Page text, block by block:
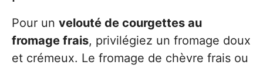
Pour un velouté de courgettes au
fromage frais, privilégiez un fromage doux
et crémeux. Le fromage de chèvre frais ou